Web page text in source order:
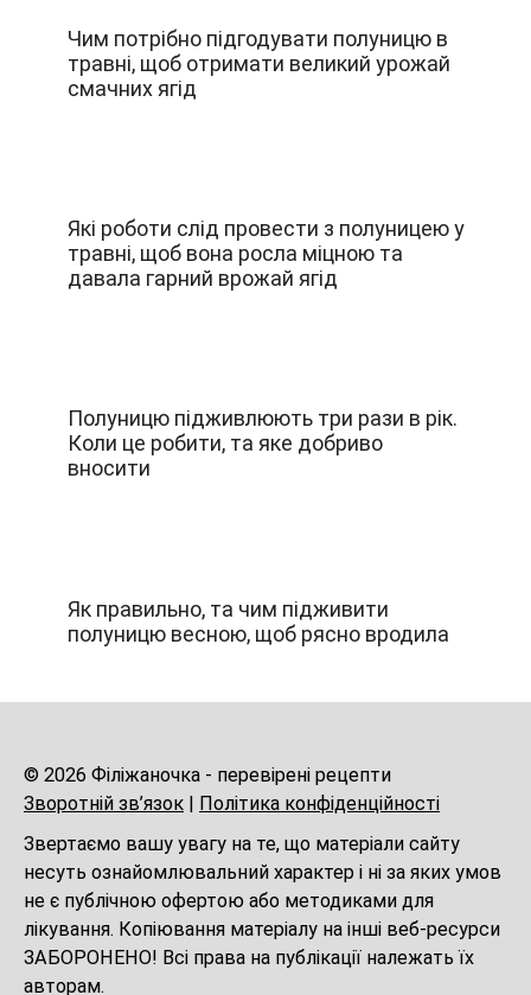
Чим потрібно підгодувати полуницю в
травні, щоб отримати великий урожай
смачних ягід
Які роботи слід провести з полуницею у
травні, щоб вона росла міцною та
давала гарний врожай ягід
Полуницю підживлюють три рази в рік.
Коли це робити, та яке добриво
вносити
Як правильно, та чим підживити
полуницю весною, щоб рясно вродила
© 2026 Філіжаночка - перевірені рецепти
Зворотній зв’язок | Політика конфіденційності
Звертаємо вашу увагу на те, що матеріали сайту
несуть ознайомлювальний характер і ні за яких умов
не є публічною офертою або методиками для
лікування. Копіювання матеріалу на інші веб-ресурси
ЗАБОРОНЕНО! Всі права на публікації належать їх
авторам.